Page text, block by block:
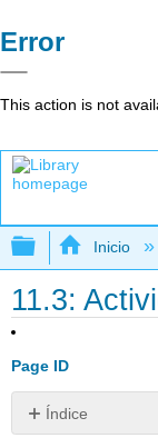
Error
This action is not
Inicio
11.3:
Page ID
Índice